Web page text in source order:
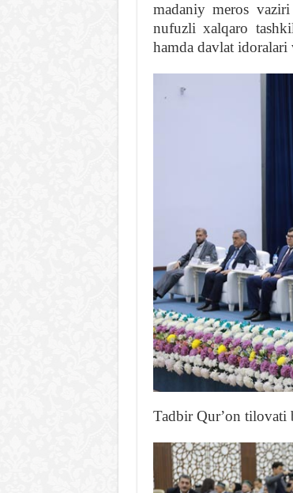
madaniy meros
nufuzli xalqaro
hamda davlat
Tadbir Qurʼon tilovati